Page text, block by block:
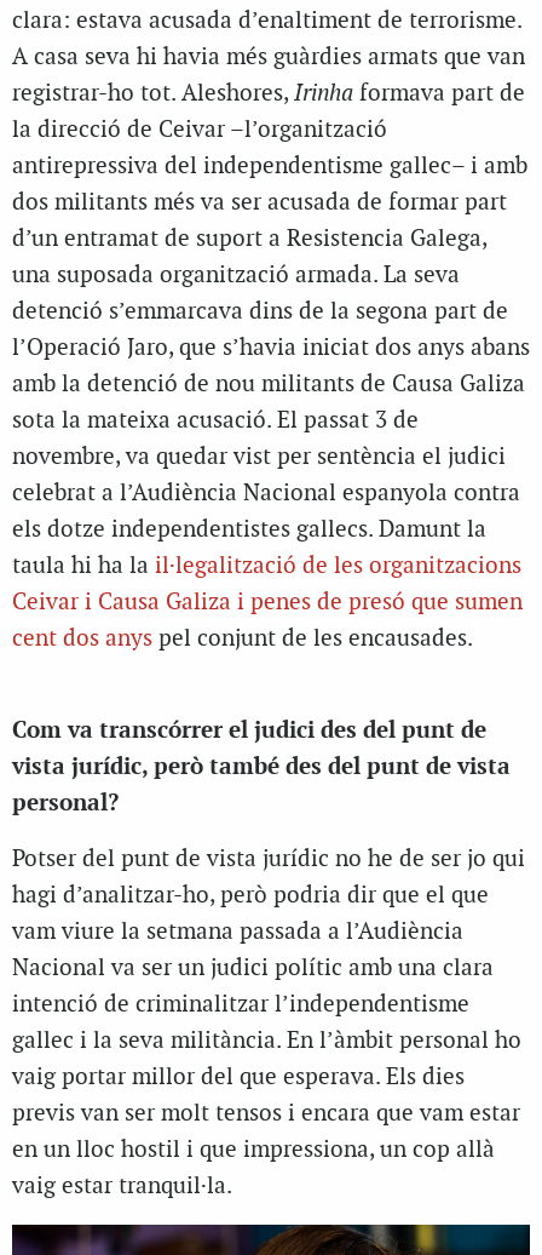
clara: estava acusada d’enaltiment de terrorisme.
A casa seva hi havia més guàrdies armats que van
registrar-ho tot. Aleshores, Irinha formava part de
la direcció de Ceivar –l’organització
antirepressiva del independentisme gallec– i amb
dos militants més va ser acusada de formar part
d’un entramat de suport a Resistencia Galega,
una suposada organització armada. La seva
detenció s’emmarcava dins de la segona part de
l’Operació Jaro, que s’havia iniciat dos anys abans
amb la detenció de nou militants de Causa Galiza
sota la mateixa acusació. El passat 3 de
novembre, va quedar vist per sentència el judici
celebrat a l’Audiència Nacional espanyola contra
els dotze independentistes gallecs. Damunt la
taula hi ha la il·legalització de les organitzacions
Ceivar i Causa Galiza i penes de presó que sumen
cent dos anys pel conjunt de les encausades.
Com va transcórrer el judici des del punt de
vista jurídic, però també des del punt de vista
personal?
Potser del punt de vista jurídic no he de ser jo qui
hagi d’analitzar-ho, però podria dir que el que
vam viure la setmana passada a l’Audiència
Nacional va ser un judici polític amb una clara
intenció de criminalitzar l’independentisme
gallec i la seva militància. En l’àmbit personal ho
vaig portar millor del que esperava. Els dies
previs van ser molt tensos i encara que vam estar
en un lloc hostil i que impressiona, un cop allà
vaig estar tranquil·la.